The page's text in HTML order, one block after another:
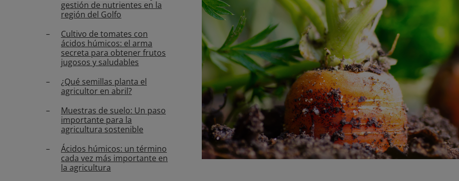
gestión de nutrientes en la
región del Golfo
Cultivo de tomates con
ácidos húmicos: el arma
secreta para obtener frutos
jugosos y saludables
¿Qué semillas planta el
agricultor en abril?
Muestras de suelo: Un paso
importante para la
agricultura sostenible
Ácidos húmicos: un término
cada vez más importante en
la agricultura